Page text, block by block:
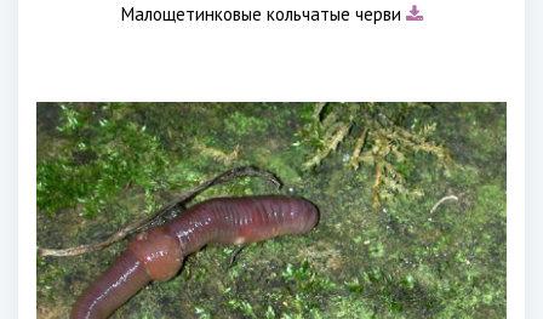
Малощетинковые кольчатые черви